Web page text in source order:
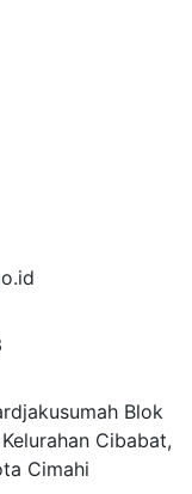
Blok
Cibabat,
Cimahi